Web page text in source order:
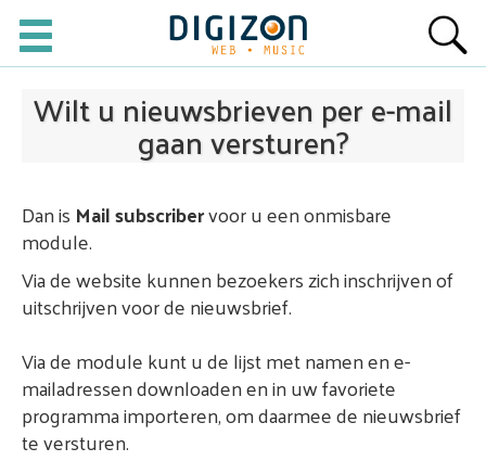
Wilt u nieuwsbrieven per e-mail
gaan versturen?
Dan is Mail subscribervoor u een onmisbare
module.
Via de website kunnen bezoekers zich inschrijven of
uitschrijven voor de nieuwsbrief.
Via de module kunt u de lijst met namen en e-
mailadressen downloaden en in uw favoriete
programma importeren, om daarmee de nieuwsbrief
te versturen.